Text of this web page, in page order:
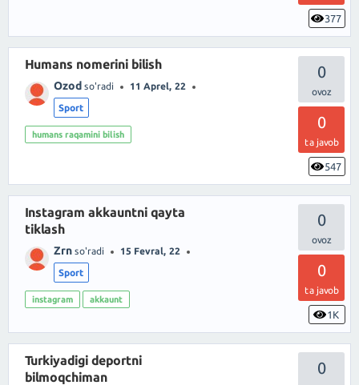
377
0
0
ta javob
547
Humans nomerini bilish
Ozod so'radi 11 Aprel, 22
Sport
humans raqamini bilish
0
0
ta javob
1K
Instagram akkauntni qayta
tiklash
Zrn so'radi 15 Fevral, 22
Sport
instagram akkaunt
0
Turkiyadigi deportni
bilmoqchiman